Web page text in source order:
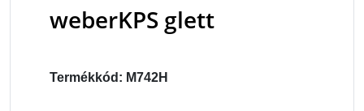
weberKPS glett
Termékkód: M742H